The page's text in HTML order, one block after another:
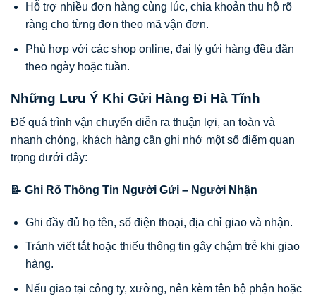
Hỗ trợ nhiều đơn hàng cùng lúc, chia khoản thu hộ rõ
ràng cho từng đơn theo mã vận đơn.
Phù hợp với các shop online, đại lý gửi hàng đều đặn
theo ngày hoặc tuần.
Những Lưu Ý Khi Gửi Hàng Đi Hà Tĩnh
Để quá trình vận chuyển diễn ra thuận lợi, an toàn và
nhanh chóng, khách hàng cần ghi nhớ một số điểm quan
trọng dưới đây:
📝 Ghi Rõ Thông Tin Người Gửi – Người Nhận
Ghi đầy đủ họ tên, số điện thoại, địa chỉ giao và nhận.
Tránh viết tắt hoặc thiếu thông tin gây chậm trễ khi giao
hàng.
Nếu giao tại công ty, xưởng, nên kèm tên bộ phận hoặc